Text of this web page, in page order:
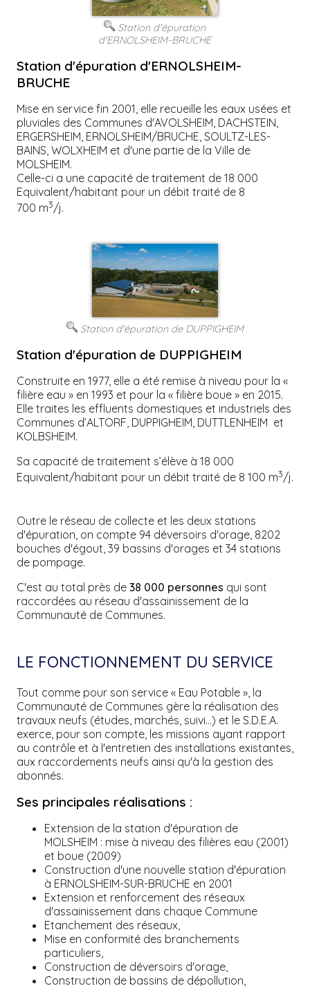
Station d'épuration
d'ERNOLSHEIM-BRUCHE
Station d'épuration d'ERNOLSHEIM-
BRUCHE
Mise en service fin 2001, elle recueille les eaux usées et
pluviales des Communes d'AVOLSHEIM, DACHSTEIN,
ERGERSHEIM, ERNOLSHEIM/BRUCHE, SOULTZ-LES-
BAINS, WOLXHEIM et d'une partie de la Ville de
MOLSHEIM.
Celle-ci a une capacité de traitement de 18 000
Equivalent/habitant pour un débit traité de 8
700 m3/j.
Station d'épuration de DUPPIGHEIM
Station d'épuration de DUPPIGHEIM
Construite en 1977, elle a été remise à niveau pour la «
filière eau » en 1993 et pour la « filière boue » en 2015.
Elle traites les effluents domestiques et industriels des
Communes d’ALTORF, DUPPIGHEIM, DUTTLENHEIM et
KOLBSHEIM.
Sa capacité de traitement s’élève à 18 000
Equivalent/habitant pour un débit traité de 8 100 m3/j.
Outre le réseau de collecte et les deux stations
d'épuration, on compte 94 déversoirs d'orage, 8202
bouches d'égout, 39 bassins d'orages et 34 stations
de pompage.
C'est au total près de 38 000 personnes qui sont
raccordées au réseau d'assainissement de la
Communauté de Communes.
LE FONCTIONNEMENT DU SERVICE
Tout comme pour son service « Eau Potable », la
Communauté de Communes gère la réalisation des
travaux neufs (études, marchés, suivi…) et le S.D.E.A.
exerce, pour son compte, les missions ayant rapport
au contrôle et à l'entretien des installations existantes,
aux raccordements neufs ainsi qu'à la gestion des
abonnés.
Ses principales réalisations :
Extension de la station d'épuration de
MOLSHEIM : mise à niveau des filières eau (2001)
et boue (2009)
Construction d'une nouvelle station d'épuration
à ERNOLSHEIM-SUR-BRUCHE en 2001
Extension et renforcement des réseaux
d'assainissement dans chaque Commune
Etanchement des réseaux,
Mise en conformité des branchements
particuliers,
Construction de déversoirs d'orage,
Construction de bassins de dépollution,